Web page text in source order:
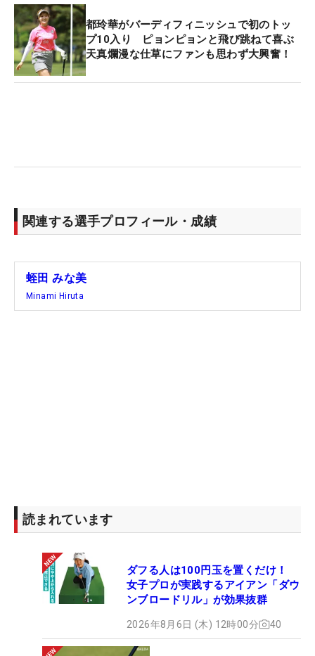
都玲華がバーディフィニッシュで初のトッ
プ10入り ピョンピョンと飛び跳ねて喜ぶ
天真爛漫な仕草にファンも思わず大興奮！
関連する選手プロフィール・成績
蛭田 みな美
Minami Hiruta
読まれています
ダフる人は100円玉を置くだけ！
女子プロが実践するアイアン「ダウ
ンブロードリル」が効果抜群
2026年8月6日 (木) 12時00分 40